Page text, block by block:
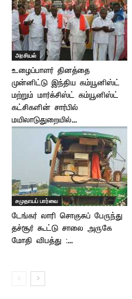
அரசியல்
உழைப்பாளர் தினத்தை
முன்னிட்டு இந்திய கம்யூனிஸ்ட்
மற்றும் மார்க்சிஸ்ட் கம்யூனிஸ்ட்
கட்சிகளின் சார்பில்
மயிலாடுதுறையில்...
சமுதாயப் பார்வை
டேங்கர் லாரி சொகுசுப் பேருந்து
தச்சூர் கூட்டு சாலை அருகே
மோதி விபத்து :...